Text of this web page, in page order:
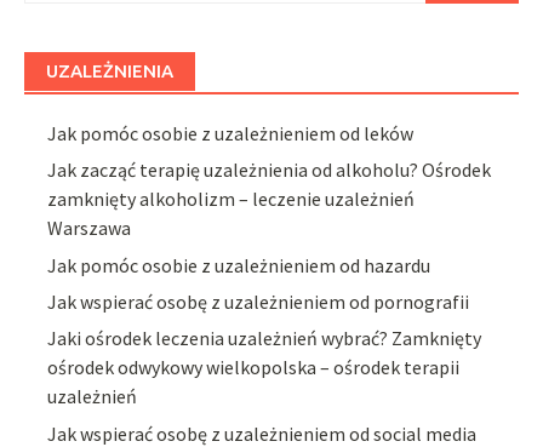
UZALEŻNIENIA
Jak pomóc osobie z uzależnieniem od leków
Jak zacząć terapię uzależnienia od alkoholu? Ośrodek
zamknięty alkoholizm – leczenie uzależnień
Warszawa
Jak pomóc osobie z uzależnieniem od hazardu
Jak wspierać osobę z uzależnieniem od pornografii
Jaki ośrodek leczenia uzależnień wybrać? Zamknięty
ośrodek odwykowy wielkopolska – ośrodek terapii
uzależnień
Jak wspierać osobę z uzależnieniem od social media